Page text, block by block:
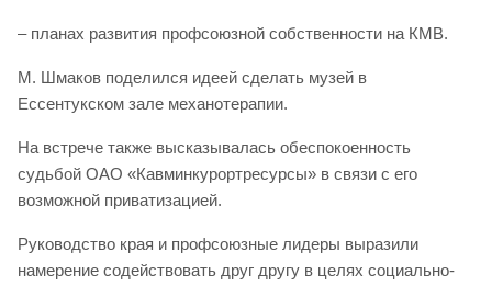
– планах развития профсоюзной собственности на КМВ.
М. Шмаков поделился идеей сделать музей в
Ессентукском зале механотерапии.
На встрече также высказывалась обеспокоенность
судьбой ОАО «Кавминкурортресурсы» в связи с его
возможной приватизацией.
Руководство края и профсоюзные лидеры выразили
намерение содействовать друг другу в целях социально-